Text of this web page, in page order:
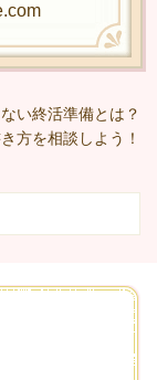
い終活準備とは？
方を相談しよう！